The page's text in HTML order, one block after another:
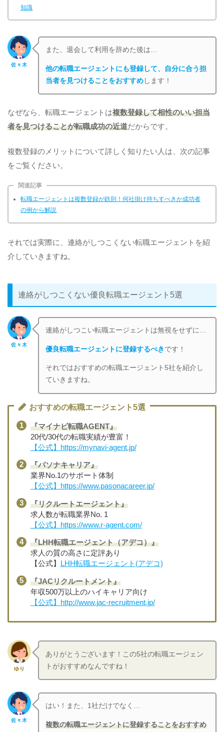
知識
佐々木
また、退会して利用を辞めた後は…
他の転職エージェントにも登録して、自分に合う担
当者を見つけることをおすすめ します！
なぜなら、転職エージェントは複数登録して相性のいい担当
者を見つけることが転職成功の近道だからです。
複数登録のメリットについて詳しく知りたい人は、次の記事
をご覧ください。
関連記事
転職エージェントは複数登録が鉄則！何社掛け持ちすべきか成功者
の例から解説
それでは実際に、連絡がしつこくない転職エージェントを紹
介していきますね。
連絡がしつこくない優良転職エージェント5選
佐々木
連絡がしつこい転職エージェントは無視をせずに…
優良転職エージェントに登録するべき です！
それではおすすめの転職エージェント5社を紹介し
ていきますね。
おすすめの転職エージェント5選
『マイナビ転職AGENT』
20代/30代の転職実績が豊富！
【公式】https://mynavi-agent.jp/
『パソナキャリア』
業界No.1のサポート体制
【公式】https://www.pasonacareer.jp/
『リクルートエージェント』
求人数が転職業界No. 1
【公式】https://www.r-agent.com/
『LHH転職エージェント（アデコ）』
求人の質の高さに定評あり
【公式】
LHH転職エージェント(アデコ)
『JACリクルートメント』
年収500万以上のハイキャリア向け
【公式】http://www.jac-recruitment.jp/
ゆり
ありがとうございます！この5社の転職エージェン
トがおすすめなんですね！
佐々木
はい！また、1社だけでなく…
複数の転職エージェントに登録することをおすすめ